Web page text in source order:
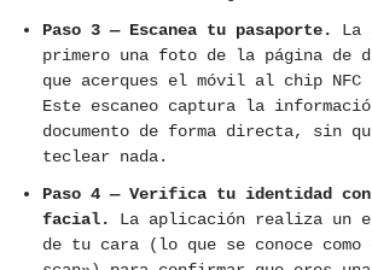
Paso 3 — Escanea tu pasaporte.
La
primero una foto de la página de
que acerques el móvil al chip NFC
Este escaneo captura la
documento de forma directa, sin
teclear nada.
Paso 4 — Verifica tu identidad
facial.
La aplicación realiza un
de tu cara (lo que se conoce como